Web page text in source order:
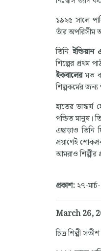
১৯২৫ সালে
তাঁর অপরিসীম
তিনিইন্ডিয়ান
শিল্পের প্রথম
ইকবালেরমত
শিল্পকর্মের
হাতের
পন্ডিত মানুষ।
এছাড়াও তিনি
প্রয়াণেই
আমরাও শিল্পীর
প্রকাশ: ২৭-
March 26,
চিত্র শিল্পী